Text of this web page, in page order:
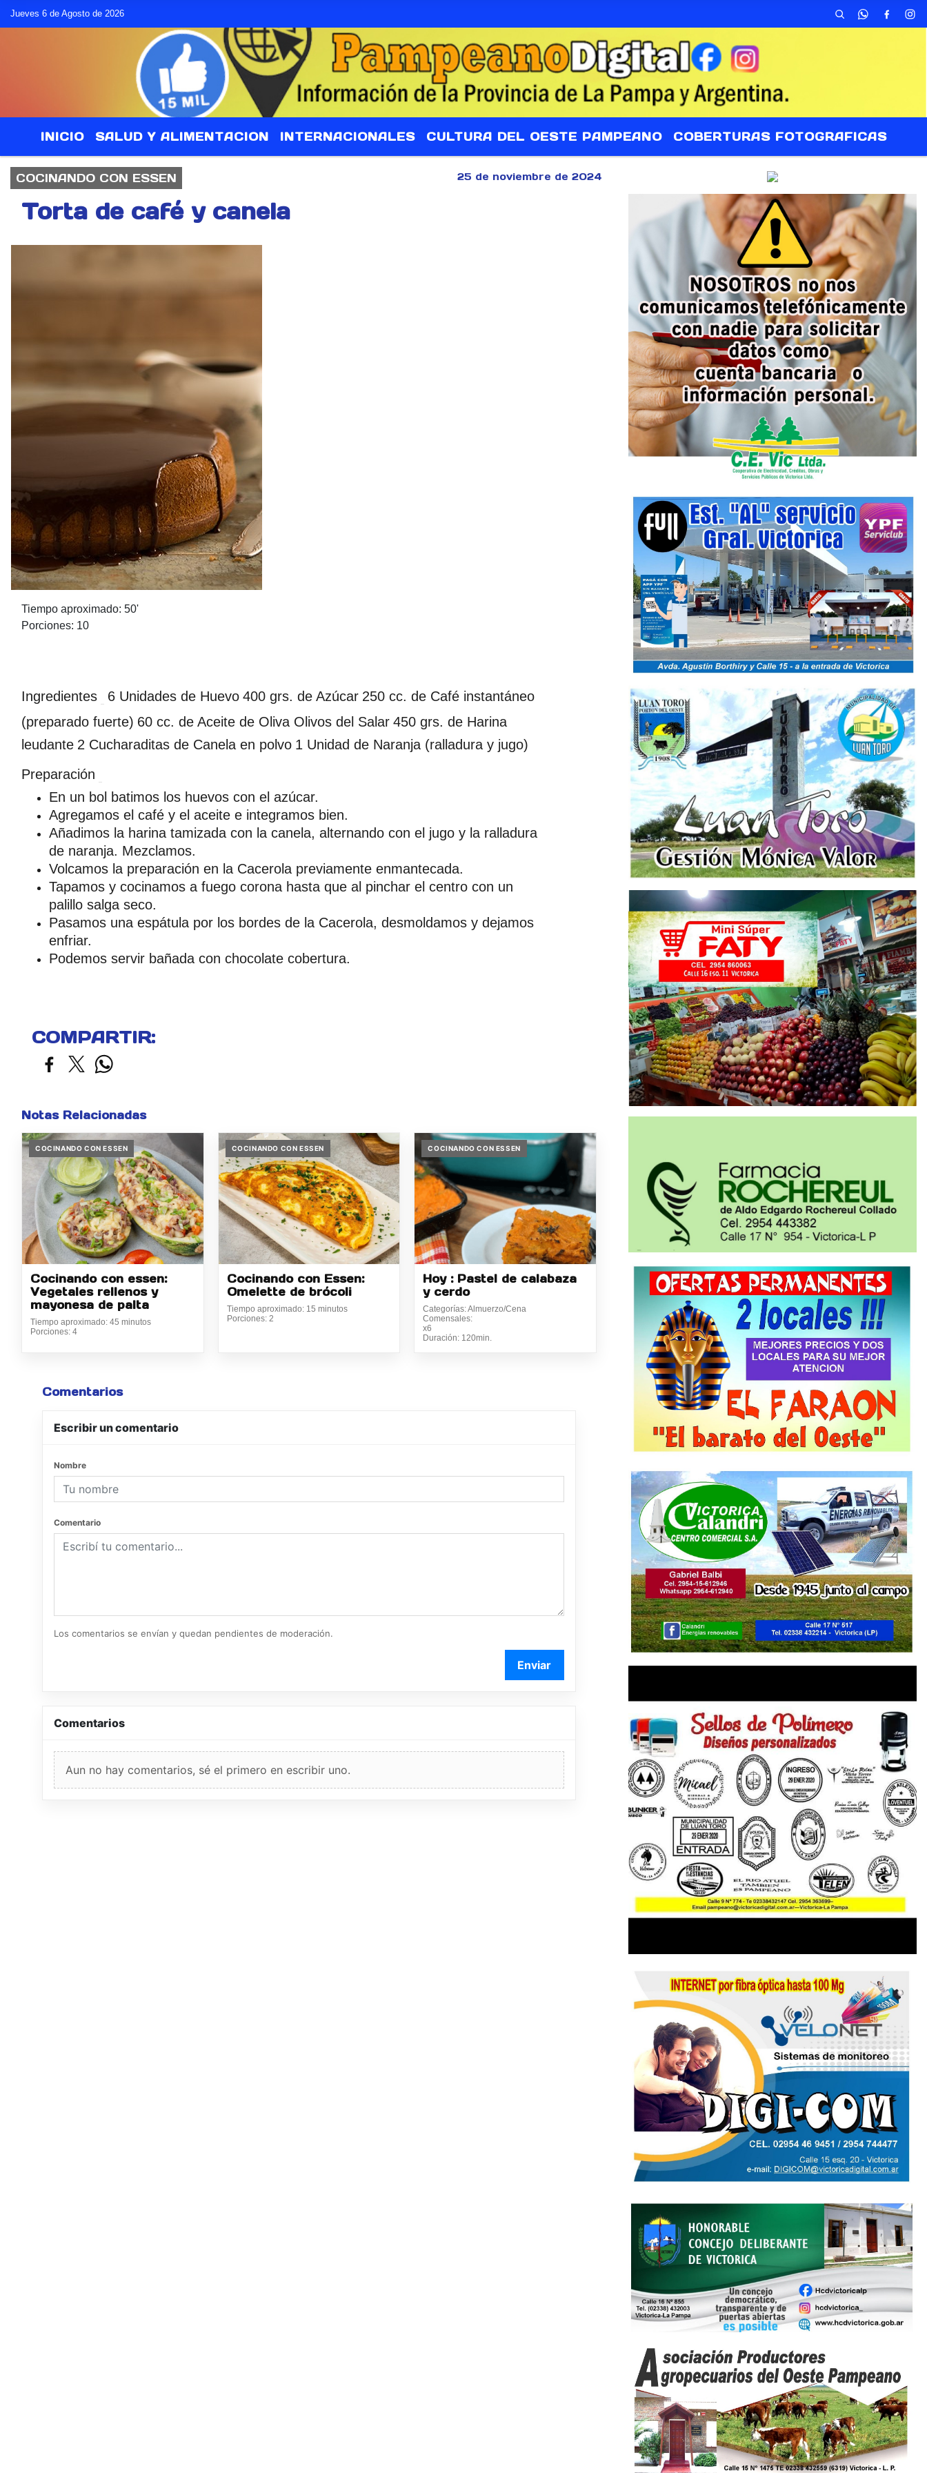
Jueves 6 de Agosto de 2026
INICIO SALUD Y ALIMENTACION INTERNACIONALES CULTURA DEL OESTE PAMPEANO COBERTURAS FOTOGRAFICAS
COCINANDO CON ESSEN 25 de noviembre de 2024
Torta de café y canela
Tiempo aproximado: 50'
Porciones: 10
Ingredientes 6 Unidades de Huevo 400 grs. de Azúcar 250 cc. de Café instantáneo
(preparado fuerte) 60 cc. de Aceite de Oliva Olivos del Salar 450 grs. de Harina
leudante 2 Cucharaditas de Canela en polvo 1 Unidad de Naranja (ralladura y jugo)
Preparación
En un bol batimos los huevos con el azúcar.
Agregamos el café y el aceite e integramos bien.
Añadimos la harina tamizada con la canela, alternando con el jugo y la ralladura
de naranja. Mezclamos.
Volcamos la preparación en la Cacerola previamente enmantecada.
Tapamos y cocinamos a fuego corona hasta que al pinchar el centro con un
palillo salga seco.
Pasamos una espátula por los bordes de la Cacerola, desmoldamos y dejamos
enfriar.
Podemos servir bañada con chocolate cobertura.
COMPARTIR:
Notas Relacionadas
COCINANDO CON ESSEN
Cocinando con essen:
Vegetales rellenos y
mayonesa de palta
Tiempo aproximado: 45 minutos
Porciones: 4
COCINANDO CON ESSEN
Cocinando con Essen:
Omelette de brócoli
Tiempo aproximado: 15 minutos
Porciones: 2
COCINANDO CON ESSEN
Hoy : Pastel de calabaza
y cerdo
Categorías: Almuerzo/Cena
Comensales:
x6
Duración: 120min.
Comentarios
Escribir un comentario
Nombre
Comentario
Los comentarios se envían y quedan pendientes de moderación.
Enviar
Comentarios
Aun no hay comentarios, sé el primero en escribir uno.